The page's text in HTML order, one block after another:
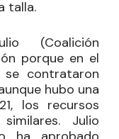
talla.
(Coalición
porque en el
contrataron
hubo una
los recursos
Julio